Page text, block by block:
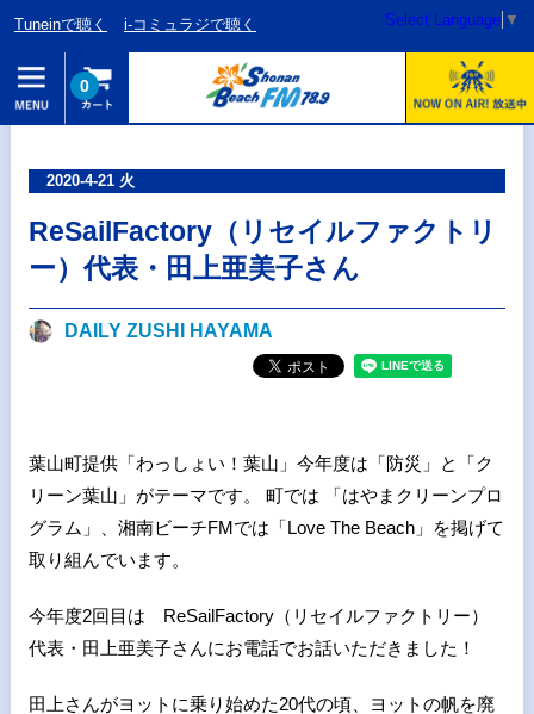
Tuneinで聴く i-コミュラジで聴く Select Language ▼
0
2020-4-21 火
ReSailFactory（リセイルファクトリ
ー）代表・田上亜美子さん
DAILY ZUSHI HAYAMA
葉山町提供「わっしょい！葉山」今年度は「防災」と「ク
リーン葉山」がテーマです。 町では 「はやまクリーンプロ
グラム」、湘南ビーチFMでは「Love The Beach」を掲げて
取り組んでいます。
今年度2回目は ReSailFactory（リセイルファクトリー）
代表・田上亜美子さんにお電話でお話いただきました！
田上さんがヨットに乗り始めた20代の頃、ヨットの帆を廃